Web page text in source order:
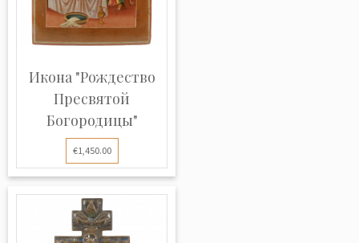
Икона "Рождество
Пресвятой
Богородицы"
€1,450.00